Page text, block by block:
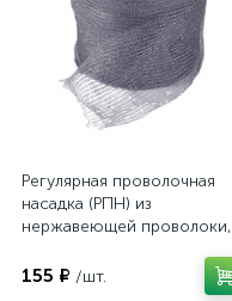
Регулярная проволочная
насадка (РПН) из
нержавеющей проволоки,
155 ₽ /шт.